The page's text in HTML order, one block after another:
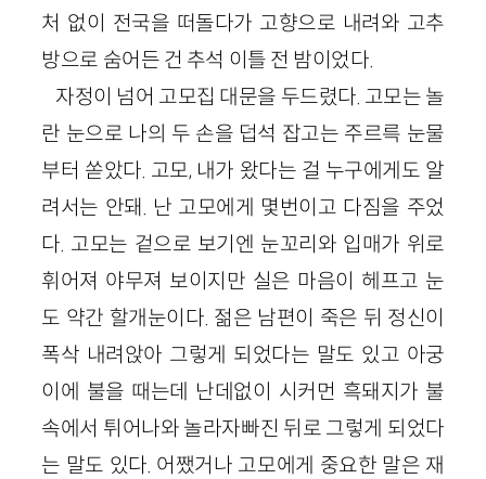
처 없이 전국을 떠돌다가 고향으로 내려와 고추
방으로 숨어든 건 추석 이틀 전 밤이었다.
자정이 넘어 고모집 대문을 두드렸다. 고모는 놀
란 눈으로 나의 두 손을 덥석 잡고는 주르륵 눈물
부터 쏟았다. 고모, 내가 왔다는 걸 누구에게도 알
려서는 안돼. 난 고모에게 몇번이고 다짐을 주었
다. 고모는 겉으로 보기엔 눈꼬리와 입매가 위로
휘어져 야무져 보이지만 실은 마음이 헤프고 눈
도 약간 할개눈이다. 젊은 남편이 죽은 뒤 정신이
폭삭 내려앉아 그렇게 되었다는 말도 있고 아궁
이에 불을 때는데 난데없이 시커먼 흑돼지가 불
속에서 튀어나와 놀라자빠진 뒤로 그렇게 되었다
는 말도 있다. 어쨌거나 고모에게 중요한 말은 재